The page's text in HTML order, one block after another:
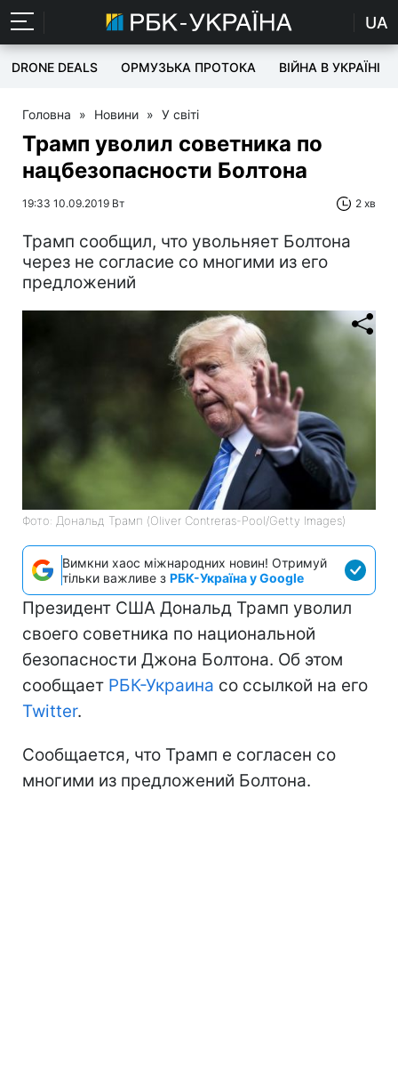
UA
DRONE DEALS ОРМУЗЬКА ПРОТОКА ВІЙНА В УКРАЇНІ
Головна » Новини » У світі
Трамп уволил советника по
нацбезопасности Болтона
19:33 10.09.2019 Вт 2 хв
Трамп сообщил, что увольняет Болтона
через не согласие со многими из его
предложений
Фото: Дональд Трамп (Oliver Contreras-Pool/Getty Images)
Вимкни хаос міжнародних новин! Отримуй
тільки важливе з РБК-Україна у Google
Президент США Дональд Трамп уволил
своего советника по национальной
безопасности Джона Болтона. Об этом
сообщает РБК-Украина со ссылкой на его
Twitter.
Сообщается, что Трамп е согласен со
многими из предложений Болтона.